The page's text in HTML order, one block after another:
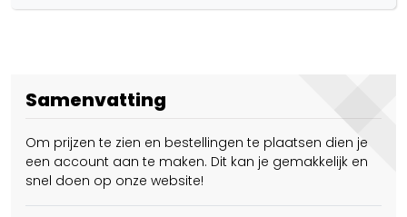
Samenvatting
Om prijzen te zien en bestellingen te plaatsen dien je
een account aan te maken. Dit kan je gemakkelijk en
snel doen op onze website!